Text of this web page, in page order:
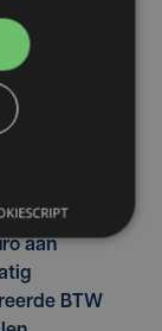
is na
coma
zo'n twee
aan
BTW